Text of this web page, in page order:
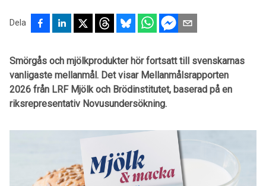
Dela
Smörgås och mjölkprodukter hör fortsatt till svenskarnas
vanligaste mellanmål. Det visar Mellanmålsrapporten
2026 från LRF Mjölk och Brödinstitutet, baserad på en
riksrepresentativ Novusundersökning.